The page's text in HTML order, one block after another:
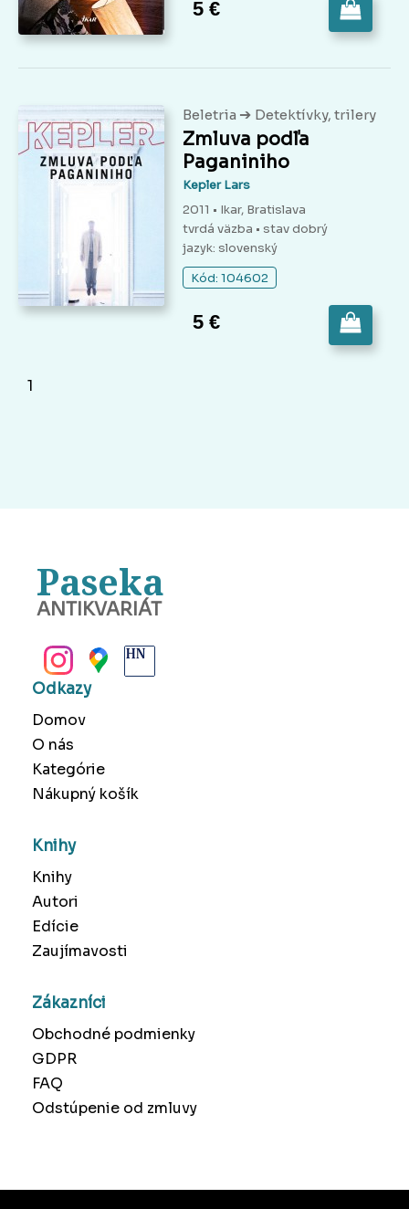
5 €
Beletria ➔ Detektívky, trilery
Zmluva podľa
Paganiniho
Kepler Lars
2011 • Ikar, Bratislava
tvrdá väzba • stav dobrý
jazyk: slovenský
Kód: 104602
5 €
1
Paseka
ANTIKVARIÁT
Odkazy
Domov
O nás
Kategórie
Nákupný košík
Knihy
Knihy
Autori
Edície
Zaujímavosti
Zákazníci
Obchodné podmienky
GDPR
FAQ
Odstúpenie od zmluvy